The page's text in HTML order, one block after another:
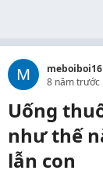
M
meboiboi16
8 năm trước
Uống
như thế
lẫn con